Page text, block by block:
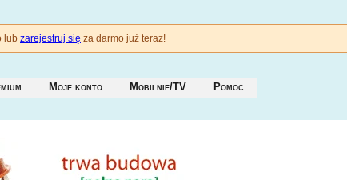
lub zarejestruj się za darmo już teraz!
Moje konto Mobilnie/TV Pomoc